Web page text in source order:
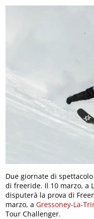
Due giornate di
di freeride. Il 10 marzo, a
disputerà la prova di
marzo, aGressoney-La-
Tour Challenger.